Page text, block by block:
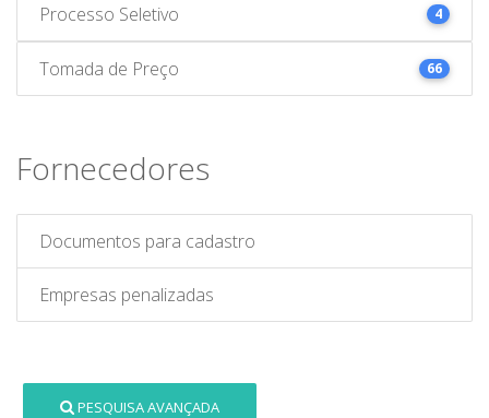
Processo Seletivo 4
Tomada de Preço 66
Fornecedores
Documentos para cadastro
Empresas penalizadas
PESQUISA AVANÇADA